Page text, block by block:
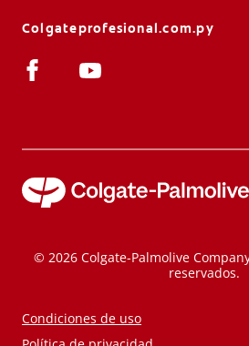
Colgateprofesional.com.py
© 2026 Colgate-Palmolive
reservados.
Condiciones de uso